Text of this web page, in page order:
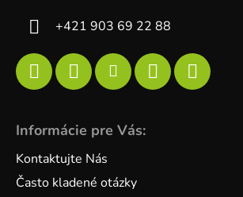
+421 903 69 22 88
Informácie pre Vás:
Kontaktujte Nás
Často kladené otázky